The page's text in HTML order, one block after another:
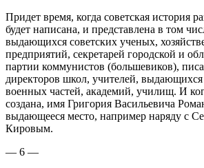
Придет время, когда советская история
будет написана, и представлена в том
выдающихся советских ученых,
предприятий, секретарей городской и
партии коммунистов (большевиков),
директоров школ, учителей, выдающихся
военных частей, академий, училищ. И
создана, имя Григория Васильевича
выдающееся место, например наряду с
Кировым.
— 6 —